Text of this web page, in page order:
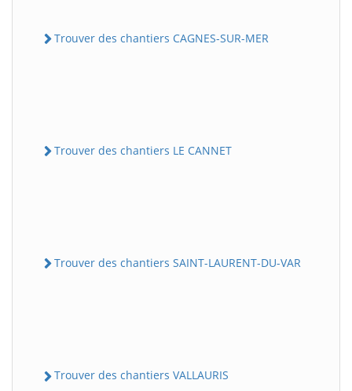
Trouver des chantiers CAGNES-SUR-MER
Trouver des chantiers LE CANNET
Trouver des chantiers SAINT-LAURENT-DU-VAR
Trouver des chantiers VALLAURIS